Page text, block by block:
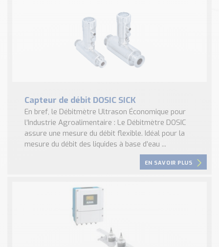
Capteur de débit DOSIC SICK
En bref, le Débitmètre Ultrason Économique pour
l’Industrie Agroalimentaire : Le Débitmètre DOSIC
assure une mesure du débit flexible. Idéal pour la
mesure du débit des liquides à base d’eau ...
EN SAVOIR PLUS